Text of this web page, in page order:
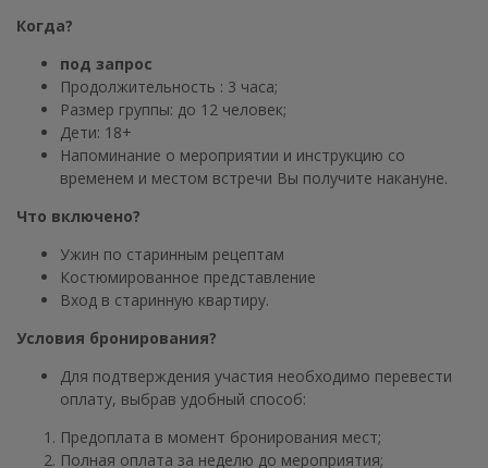
Когда?
под запрос
Продолжительность : 3 часа;
Размер группы: до 12 человек;
Дети: 18+
Напоминание о мероприятии и инструкцию со
временем и местом встречи Вы получите накануне.
Что включено?
Ужин по старинным рецептам
Костюмированное представление
Вход в старинную квартиру.
Условия бронирования?
Для подтверждения участия необходимо перевести
оплату, выбрав удобный способ:
Предоплата в момент бронирования мест;
Полная оплата за неделю до мероприятия;